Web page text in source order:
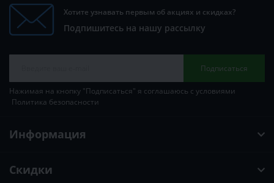
Хотите узнавать первым об акциях и скидках?
Подпишитесь на нашу рассылку
Подписаться
Нажимая на кнопку "Подписаться" я соглашаюсь с условиями
Политика безопасности
Информация
Скидки